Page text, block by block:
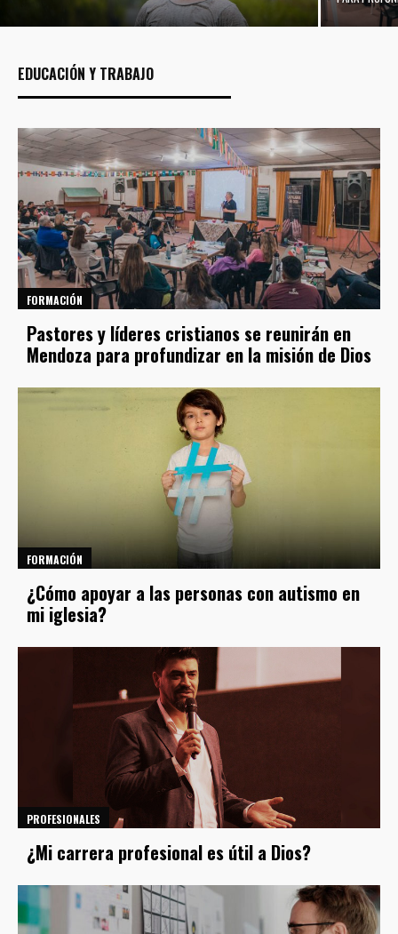
EDUCACIÓN Y TRABAJO
FORMACIÓN
Pastores y líderes cristianos se reunirán en
Mendoza para profundizar en la misión de Dios
FORMACIÓN
¿Cómo apoyar a las personas con autismo en
mi iglesia?
PROFESIONALES
¿Mi carrera profesional es útil a Dios?